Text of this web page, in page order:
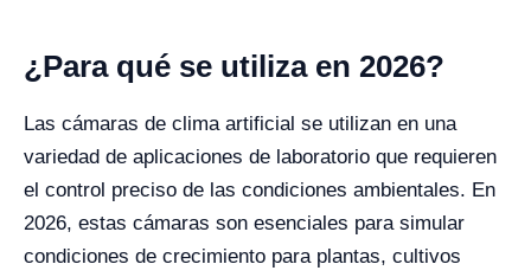
¿Para qué se utiliza en 2026?
Las cámaras de clima artificial se utilizan en una
variedad de aplicaciones de laboratorio que requieren
el control preciso de las condiciones ambientales. En
2026, estas cámaras son esenciales para simular
condiciones de crecimiento para plantas, cultivos